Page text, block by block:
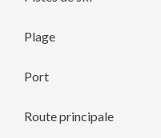
Plage
Port
Route principale